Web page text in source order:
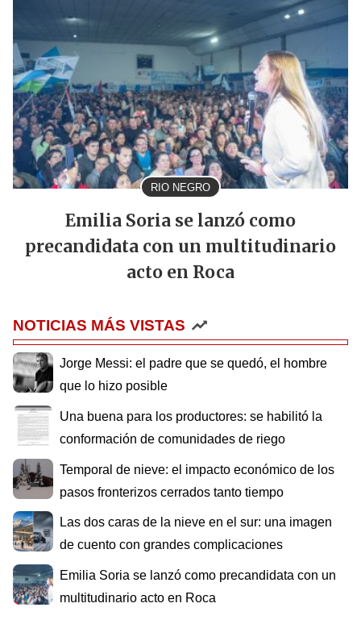
RIO NEGRO
Emilia Soria se lanzó como
precandidata con un multitudinario
acto en Roca
NOTICIAS MÁS VISTAS
Jorge Messi: el padre que se quedó, el hombre
que lo hizo posible
Una buena para los productores: se habilitó la
conformación de comunidades de riego
Temporal de nieve: el impacto económico de los
pasos fronterizos cerrados tanto tiempo
Las dos caras de la nieve en el sur: una imagen
de cuento con grandes complicaciones
Emilia Soria se lanzó como precandidata con un
multitudinario acto en Roca